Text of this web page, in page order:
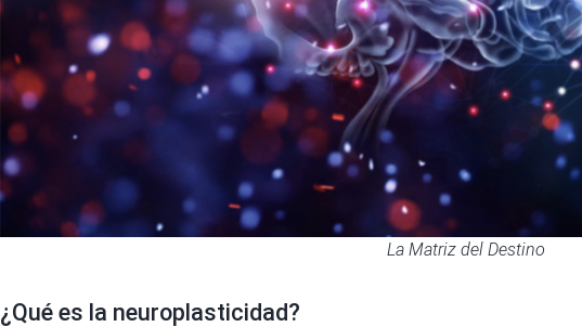
La Matriz del Destino
¿Qué es la neuroplasticidad?